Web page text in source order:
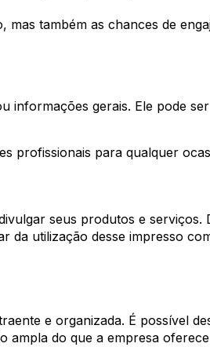
também as chances de
informações gerais. Ele pode ser
profissionais para qualquer
seus produtos e serviços.
da utilização desse impresso
e organizada. É possível
ampla do que a empresa